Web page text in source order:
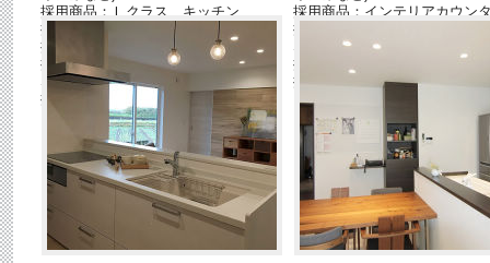
採用商品：Ｌクラス キッチン
採用商品：カップボード
採用商品：IHクッキングヒーター
採用商品：床材 ベリティスフロアー
S ハードコート
採用商品：内装ドア ベリティスプラ
採用商品：インテリアカウン
採用商品：床材 ベリティス
S ハードコート
採用商品：システム階段・手
採用商品：玄関収納 クロー